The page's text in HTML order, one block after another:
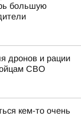
большую
дронов и рации
СВО
кем-то очень